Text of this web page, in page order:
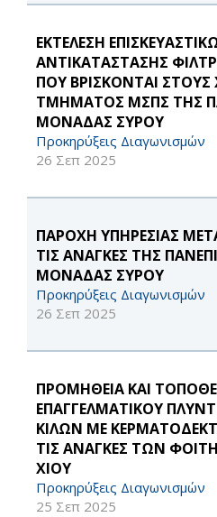
ΕΚΤΕΛΕΣΗ
ΑΝΤΙΚΑΤΑΣΤΑΣΗΣ
ΠΟΥ ΒΡΙΣΚΟΝΤΑΙ
ΤΜΗΜΑΤΟΣ ΜΣΠΣ ΤΗΣ
ΜΟΝΑΔΑΣ ΣΥΡΟΥ
Προκηρύξεις Διαγωνισμών
26 Σεπ 2025
ΠΑΡΟΧΗ ΥΠΗΡΕΣΙΑΣ
ΤΙΣ ΑΝΑΓΚΕΣ ΤΗΣ
ΜΟΝΑΔΑΣ ΣΥΡΟΥ
Προκηρύξεις Διαγωνισμών
26 Σεπ 2025
ΠΡΟΜΗΘΕΙΑ ΚΑΙ
ΕΠΑΓΓΕΛΜΑΤΙΚΟΥ
ΚΙΛΩΝ ΜΕ
ΤΙΣ ΑΝΑΓΚΕΣ ΤΩΝ
ΧΙΟΥ
Προκηρύξεις Διαγωνισμών
25 Σεπ 2025